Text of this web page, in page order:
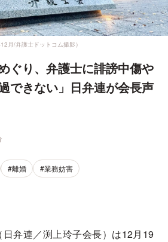
月/弁護士ドットコム撮影）
ぐり、弁護士に誹謗中傷や
きない」日弁連が会長声
#離婚 #業務妨害
弁連／渕上玲子会長）は12月19